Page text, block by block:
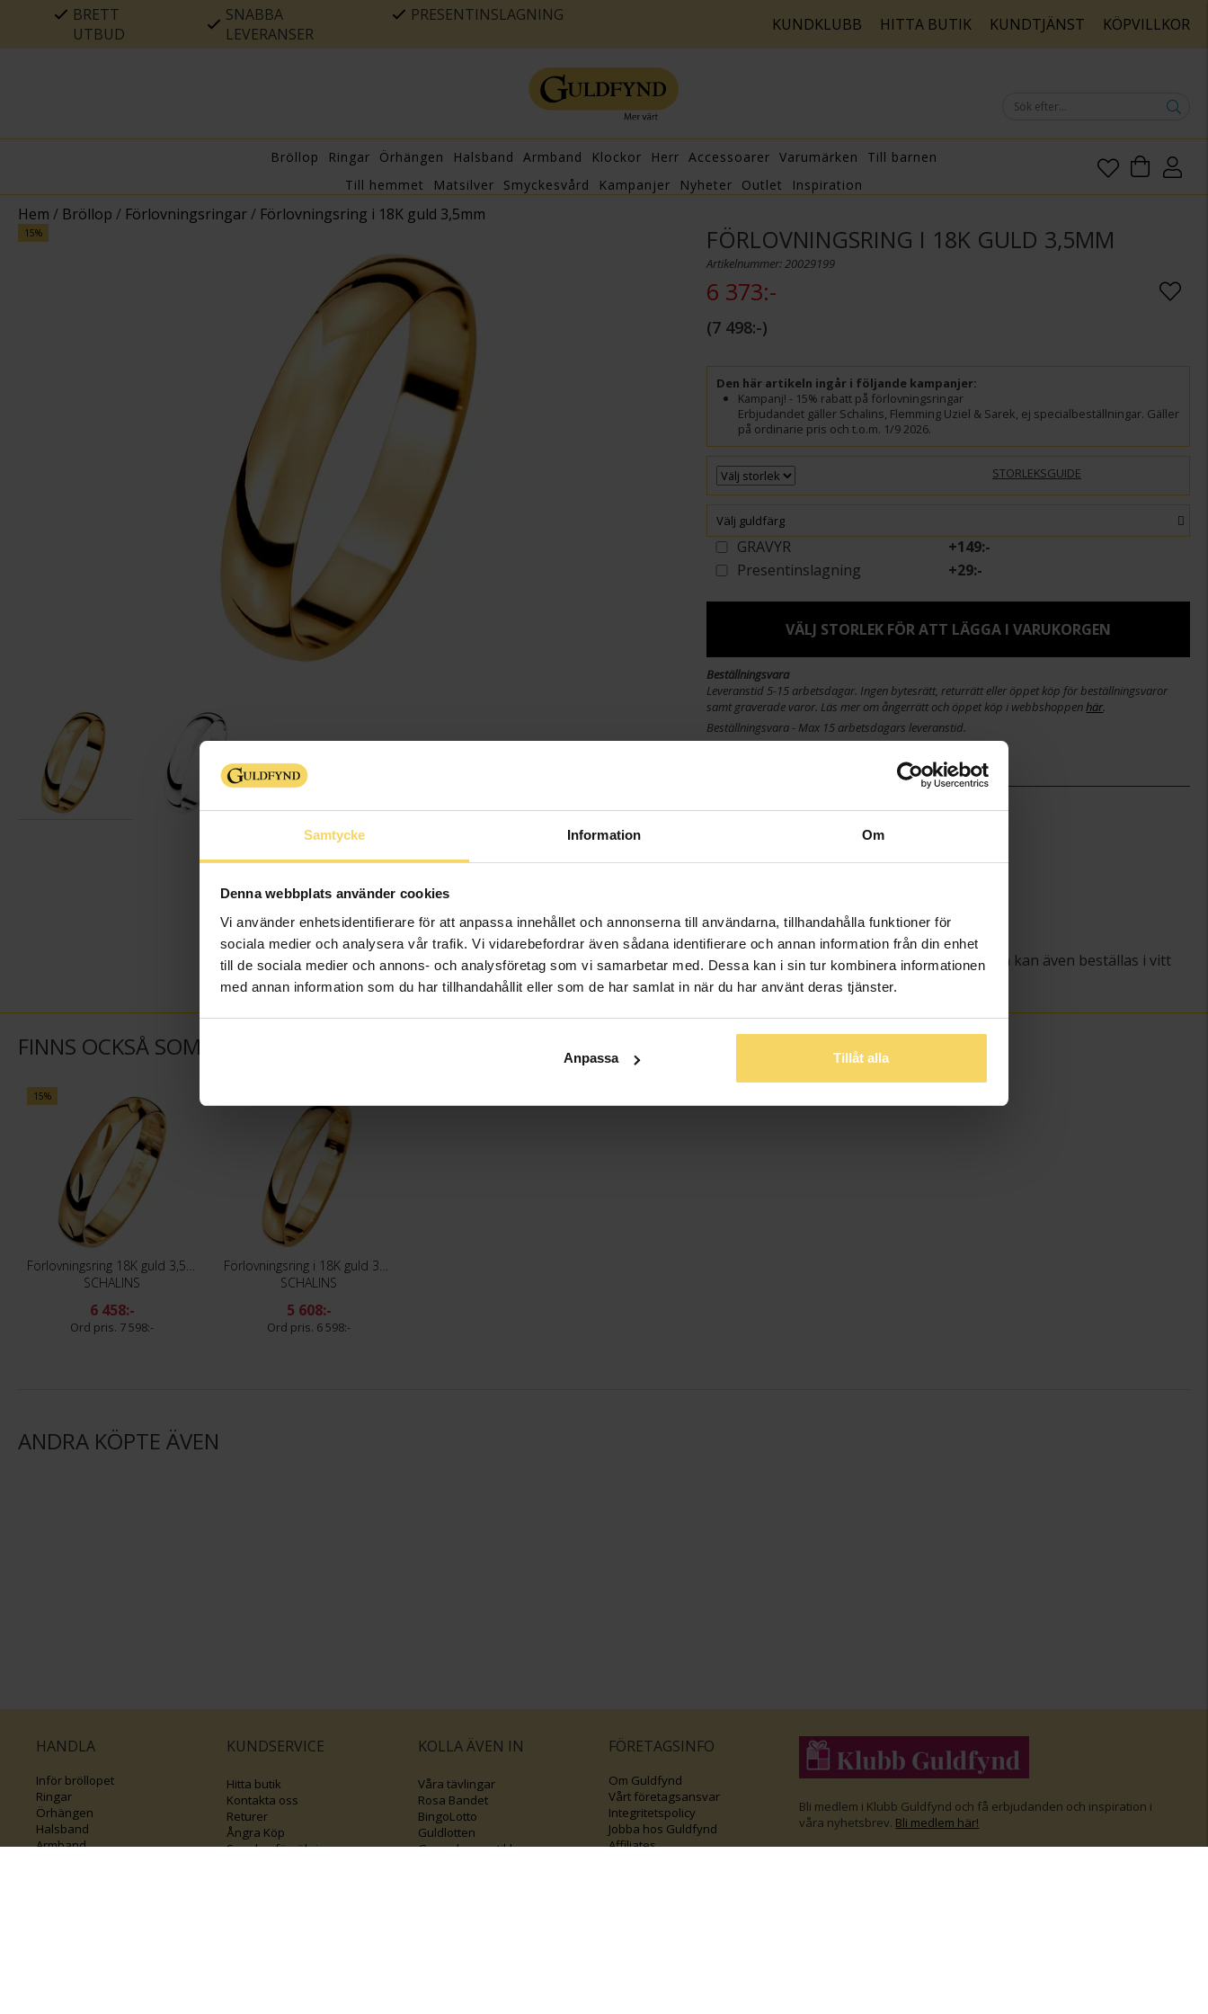
Samtycke Information Om
Denna webbplats använder cookies
Vi använder enhetsidentifierare för att anpassa innehållet och annonserna till användarna, tillhandahålla funktioner för
sociala medier och analysera vår trafik. Vi vidarebefordrar även sådana identifierare och annan information från din enhet
till de sociala medier och annons- och analysföretag som vi samarbetar med. Dessa kan i sin tur kombinera informationen
med annan information som du har tillhandahållit eller som de har samlat in när du har använt deras tjänster.
Anpassa Tillåt alla
BRETT
UTBUD
SNABBA
LEVERANSER
PRESENTINSLAGNING KUNDKLUBB HITTA BUTIK KUNDTJÄNST KÖPVILLKOR
Bröllop Ringar Örhängen Halsband Armband Klockor Herr Accessoarer Varumärken
Till barnen
Till hemmet
Matsilver Smyckesvård Kampanjer Nyheter Outlet Inspiration
Hem / Bröllop / Förlovningsringar/ Förlovningsring i 18K guld 3,5mm
15% FÖRLOVNINGSRING I 18K GULD 3,5MM
Artikelnummer: 20029199
6 373:-
7 498:-
Den här artikeln ingår i följande kampanjer:
Kampanj! - 15% rabatt på förlovningsringar
Erbjudandet gäller Schalins, Flemming Uziel & Sarek, ej specialbeställningar. Gäller
på ordinarie pris och t.o.m. 1/9 2026.
STORLEKSGUIDE
Välj guldfärg
GRAVYR +149:-
Presentinslagning
+29:-
VÄLJ STORLEK FÖR ATT LÄGGA I VARUKORGEN
Beställningsvara
Leveranstid 5-15 arbetsdagar. Ingen bytesrätt, returrätt eller öppet köp för beställningsvaror
samt graverade varor. Läs mer om ångerrätt och öppet köp i webbshoppenhär.
Beställningsvara - Max 15 arbetsdagars leveranstid.
Bredd ca (mm)
3.5
Varumärke
Schalins
Vikt ca (gram)
2.60
Övrigt
Ringarna kan även beställas i vitt
FINNS OCKSÅ SOM
15%
Förlovningsring 18K guld 3,5mm
SCHALINS
6 458:-
7 598:-
Förlovningsring i 18K guld 3mm
SCHALINS
5 608:-
6 598:-
ANDRA KÖPTE ÄVEN
HANDLA
Inför bröllopet
Ringar
Örhängen
Halsband
Armband
KUNDSERVICE
Hitta butik
Kontakta oss
Returer
Ångra Köp
Smyckesförsäkringar
KOLLA ÄVEN IN
Våra tävlingar
Rosa Bandet
BingoLotto
Guldlotten
Graverbara artiklar
FÖRETAGSINFO
Om Guldfynd
Vårt företagsansvar
Integritetspolicy
Jobba hos Guldfynd
Affiliates
Bli medlem i Klubb Guldfynd och få erbjudanden och inspiration i
våra nyhetsbrev. Bli medlem här!